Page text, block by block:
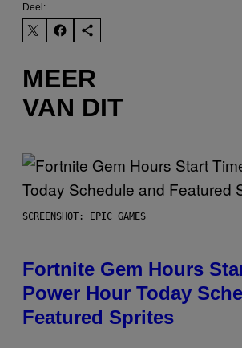
Deel:
MEER
VAN DIT
SCREENSHOT: EPIC GAMES
Fortnite Gem Hours
Power Hour Today
Featured Sprites